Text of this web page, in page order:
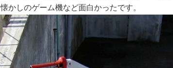
懐かしのゲーム機など面白かったです。